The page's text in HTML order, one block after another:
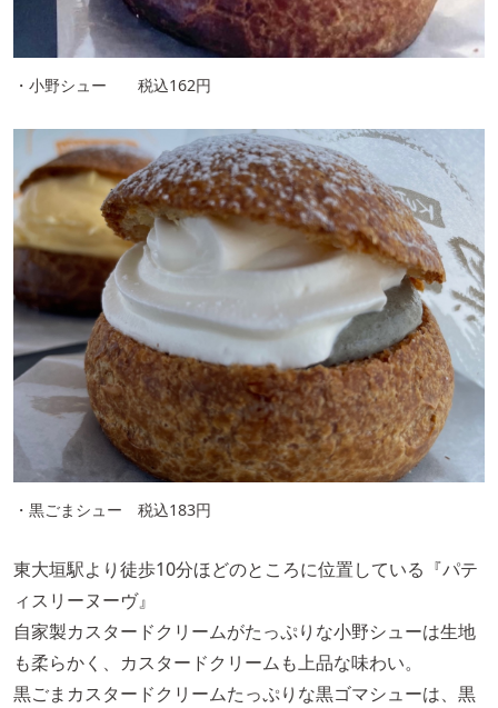
・小野シュー 税込162円
・黒ごまシュー 税込183円
東大垣駅より徒歩10分ほどのところに位置している『パテ
ィスリーヌーヴ』
自家製カスタードクリームがたっぷりな小野シューは生地
も柔らかく、カスタードクリームも上品な味わい。
黒ごまカスタードクリームたっぷりな黒ゴマシューは、黒